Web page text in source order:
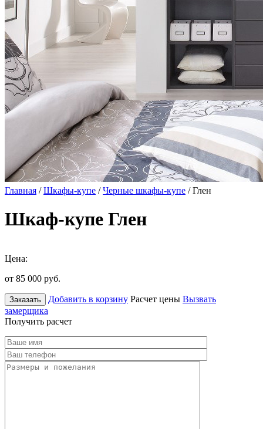
Главная /Шкафы-купе /Черные шкафы-купе / Глен
Шкаф-купе Глен
Цена:
от 85 000 руб.
Заказать Добавить в корзину Расчет цены Вызвать
замерщика
Получить расчет